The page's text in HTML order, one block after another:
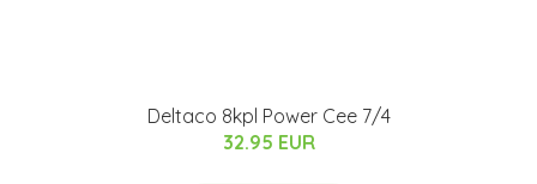
Deltaco 8kpl Power Cee 7/4
32.95 EUR